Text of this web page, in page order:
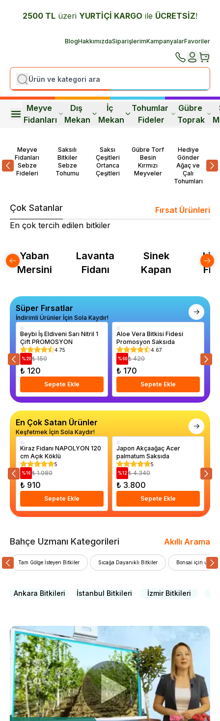
2500 TL üzeri YURTİÇİ KARGO ile ÜCRETSİZ!
BlogHakkımızdaSiparişlerimKampanyalarFavoriler
Meyve
Fidanları
Dış
Mekan
İç
Mekan
Tohumlar
Fideler
Gübre
Toprak
Meyve
Fidanları
Sebze
Fideleri
Saksılı
Bitkiler
Sebze
Tohumu
Saksı
Çeşitleri
Ortanca
Çeşitleri
Gübre Torf
Besin
Kırmızı
Meyveler
Hediye
Gönder
Ağaç ve
Çalı
Tohumları
Çok Satanlar
Fırsat Ürünleri
En çok tercih edilen bitkiler
Yaban
Mersini
Lavanta
Fidanı
Sinek
Kapan
Süper Fırsatlar
İndirimli Ürünler İçin Sola Kaydır!
Beybi İş Eldiveni Sarı Nitril 1
Çift PROMOSYON
4.75
%20 ₺ 150
₺ 120
Sepete Ekle
Aloe Vera Bitkisi Fidesi
Promosyon Saksıda
4.67
% 60 ₺ 420
₺ 170
Sepete Ekle
En Çok Satan Ürünler
Keşfetmek İçin Sola Kaydır!
Kiraz Fidanı NAPOLYON 120
cm Açık Köklü
5
%16 ₺ 1.080
₺ 910
Sepete Ekle
Japon Akçaağaç Acer
palmatum Saksıda
5
%12 ₺ 4.340
₺ 3.800
Sepete Ekle
Bahçe Uzmanı Kategorileri Akıllı Arama
Tam Gölge İsteyen Bitkiler Sıcağa Dayanıklı Bitkiler Bonsai için
Ankara Bitkileri İstanbul Bitkileri İzmir Bitkileri